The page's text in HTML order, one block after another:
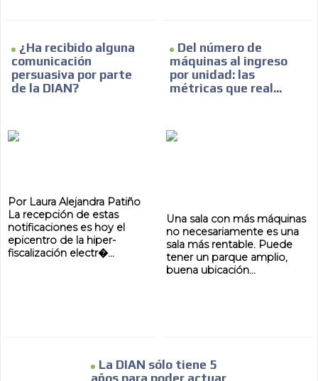
¿Ha recibido alguna
comunicación
persuasiva por parte
de la DIAN?
Por Laura Alejandra Patiño
La recepción de estas
notificaciones es hoy el
epicentro de la hiper-
fiscalización electr�...
Del número de
máquinas al ingreso
por unidad: las
métricas que real...
Una sala con más máquinas
no necesariamente es una
sala más rentable. Puede
tener un parque amplio,
buena ubicación...
La DIAN sólo tiene 5